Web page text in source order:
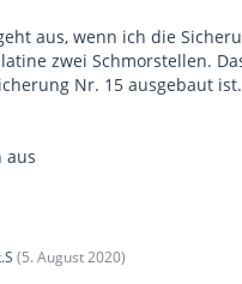
aus, wenn ich die
zwei Schmorstellen.
Nr. 15 ausgebaut ist.
aus
(5. August 2020)